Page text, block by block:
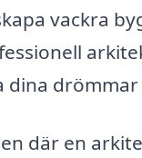
vackra
drömmar
där en